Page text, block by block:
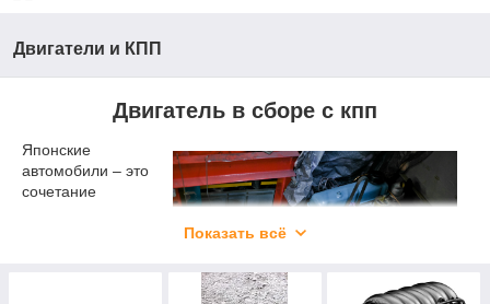
Двигатели и КПП
Двигатель в сборе с кпп
Японские
автомобили – это
сочетание
Показать всё